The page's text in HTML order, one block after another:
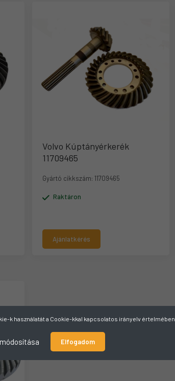
Volvo Kúptányérkerék
11709465
Gyártó cikkszám: 11709465
Raktáron
Ajánlatkérés
k használatát a Cookie-kkal kapcsolatos irányelv értelmében.
Elfogadom